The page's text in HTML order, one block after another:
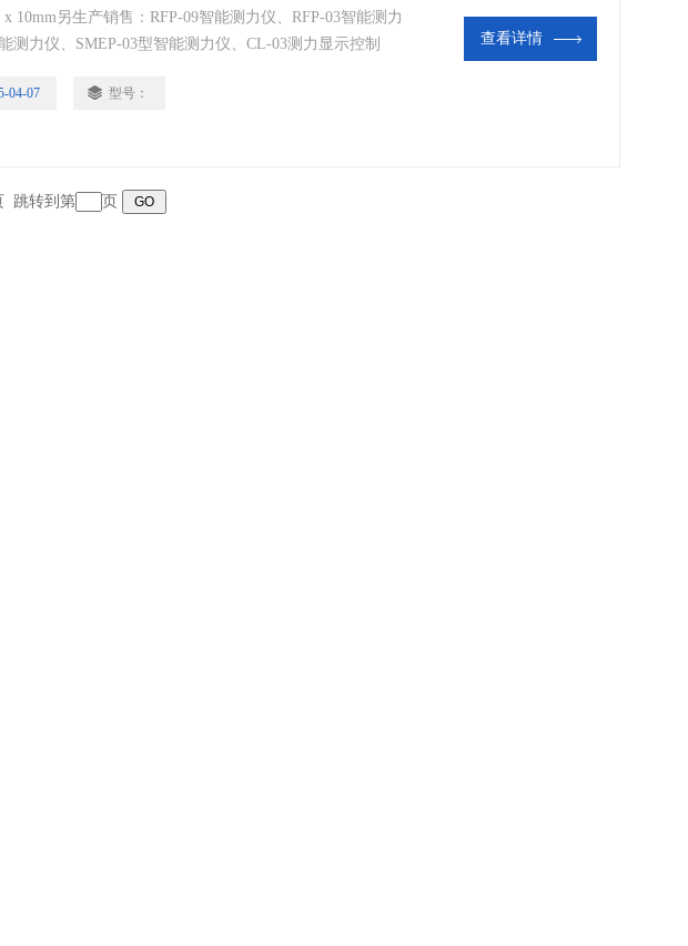
10mm另生产销售：RFP-09智能测力仪、RFP-03智能测力
测力仪、SMEP-03型智能测力仪、CL-03测力显示控制
数字阀、ZY-2C传感器、EHC-2300全自动压力试验机测控
04-07 型号：
查看详情
跳转到第 页